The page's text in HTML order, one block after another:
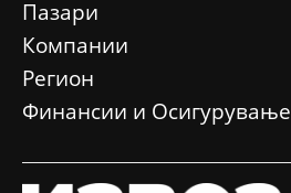
Пазари
Компании
Регион
Финансии и Осигурување